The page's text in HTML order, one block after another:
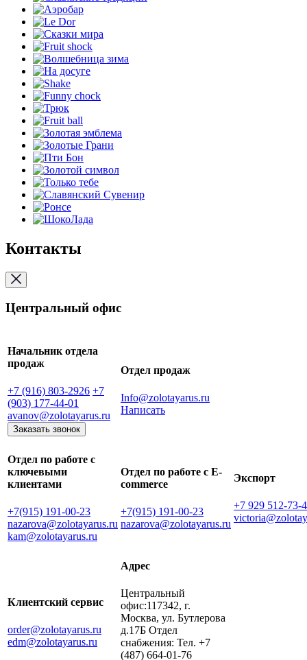
Контакты
Центральный офис
Начальник отдела
продаж
+7 (916) 803-2926 +7
(903) 177-44-01
avanov@zolotayarus.ru
Заказать звонок
Отдел продаж
Info@zolotayarus.ru
Написать
Отдел по работе с
ключевыми
клиентами
+7(915) 191-00-23
nazarova@zolotayarus.ru
kam@zolotayarus.ru
Отдел по работе с E-
commerce
+7(915) 191-00-23
nazarova@zolotayarus.ru
Экспорт
+7 929 512-73-
Клиентский сервис
order@zolotayarus.ru
edm@zolotayarus.ru
Адрес
Центральный
офис:117342, г.
Москва, ул. Бутлерова
д.17Б Отдел
снабжения: Тел. +7
(487) 664-01-76